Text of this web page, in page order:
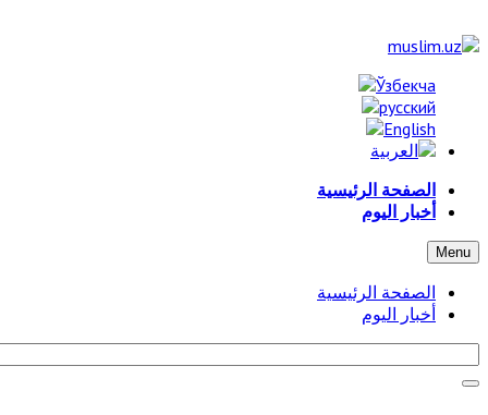
الصفحة الرئيسية
أخبار اليوم
Menu
الصفحة الرئيسية
أخبار اليوم